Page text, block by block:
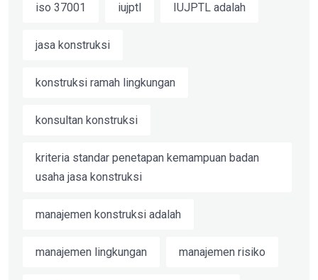
iso 37001 iujptl IUJPTL adalah
jasa konstruksi
konstruksi ramah lingkungan
konsultan konstruksi
kriteria standar penetapan kemampuan badan
usaha jasa konstruksi
manajemen konstruksi adalah
manajemen lingkungan manajemen risiko